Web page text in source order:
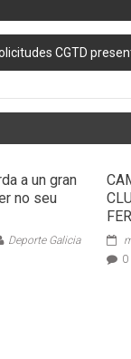
CGTD
a un gran
no seu
Deporte Galicia
0